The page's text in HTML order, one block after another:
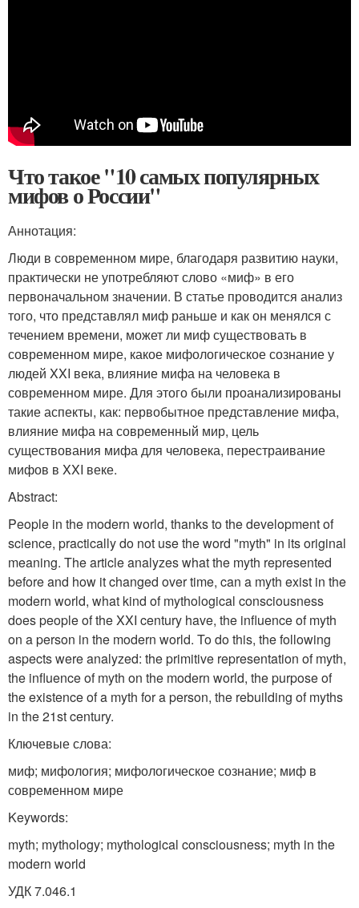
Что такое "10 самых популярных
мифов о России"
Аннотация:
Люди в современном мире, благодаря развитию науки,
практи­чески не употребляют слово «миф» в его
первоначальном значении. В статье проводится анализ
того, что представлял миф раньше и как он менялся с
течением времени, может ли миф существовать в
современном мире, какое мифологическое сознание у
людей XXI века, влияние мифа на человека в
современном мире. Для этого были проанализированы
такие аспекты, как: первобытное представле­ние мифа,
влияние мифа на современный мир, цель
существования мифа для человека, пере­страивание
мифов в XXI веке.
Abstract:
People in the modern world, thanks to the development of
science, practically do not use the word "myth" in its original
meaning. The article analyzes what the myth represented
before and how it changed over time, can a myth exist in the
modern world, what kind of mythological consciousness
does people of the XXI century have, the influence of myth
on a person in the modern world. To do this, the following
aspects were analyzed: the primitive representation of myth,
the influence of myth on the modern world, the purpose of
the existence of a myth for a person, the rebuilding of myths
in the 21st century.
Ключевые слова:
миф; мифология; мифологическое сознание; миф в
современном мире
Keywords:
myth; mythology; mythological consciousness; myth in the
modern world
УДК 7.046.1